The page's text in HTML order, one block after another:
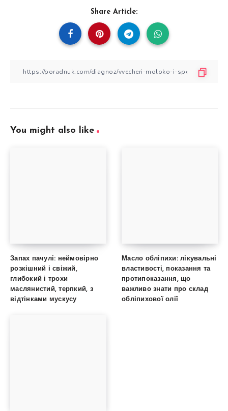
Share Article:
You might also like
Запах пачулі: неймовірно
розкішний і свіжий,
глибокий і трохи
маслянистий, терпкий, з
відтінками мускусу
Масло обліпихи: лікувальні
властивості, показання та
протипоказання, що
важливо знати про склад
обліпихової олії